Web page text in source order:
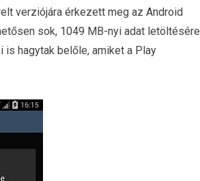
verziójára érkezett meg az Android
sok, 1049 MB-nyi adat letöltésére
is hagytak belőle, amiket a Play